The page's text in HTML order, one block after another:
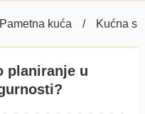
Pametna kuća Kućna
planiranje u